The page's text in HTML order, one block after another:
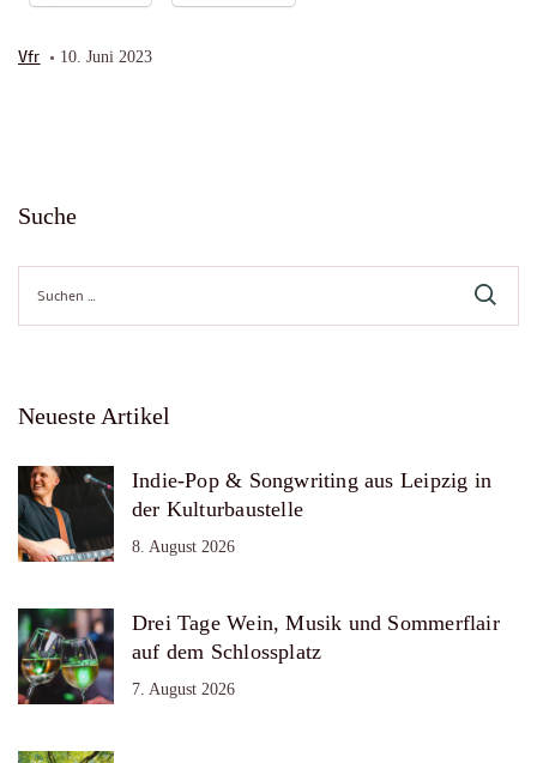
Vfr 10. Juni 2023
Suche
Suche
nach:
Neueste Artikel
Indie-Pop & Songwriting aus Leipzig in
der Kulturbaustelle
8. August 2026
Drei Tage Wein, Musik und Sommerflair
auf dem Schlossplatz
7. August 2026